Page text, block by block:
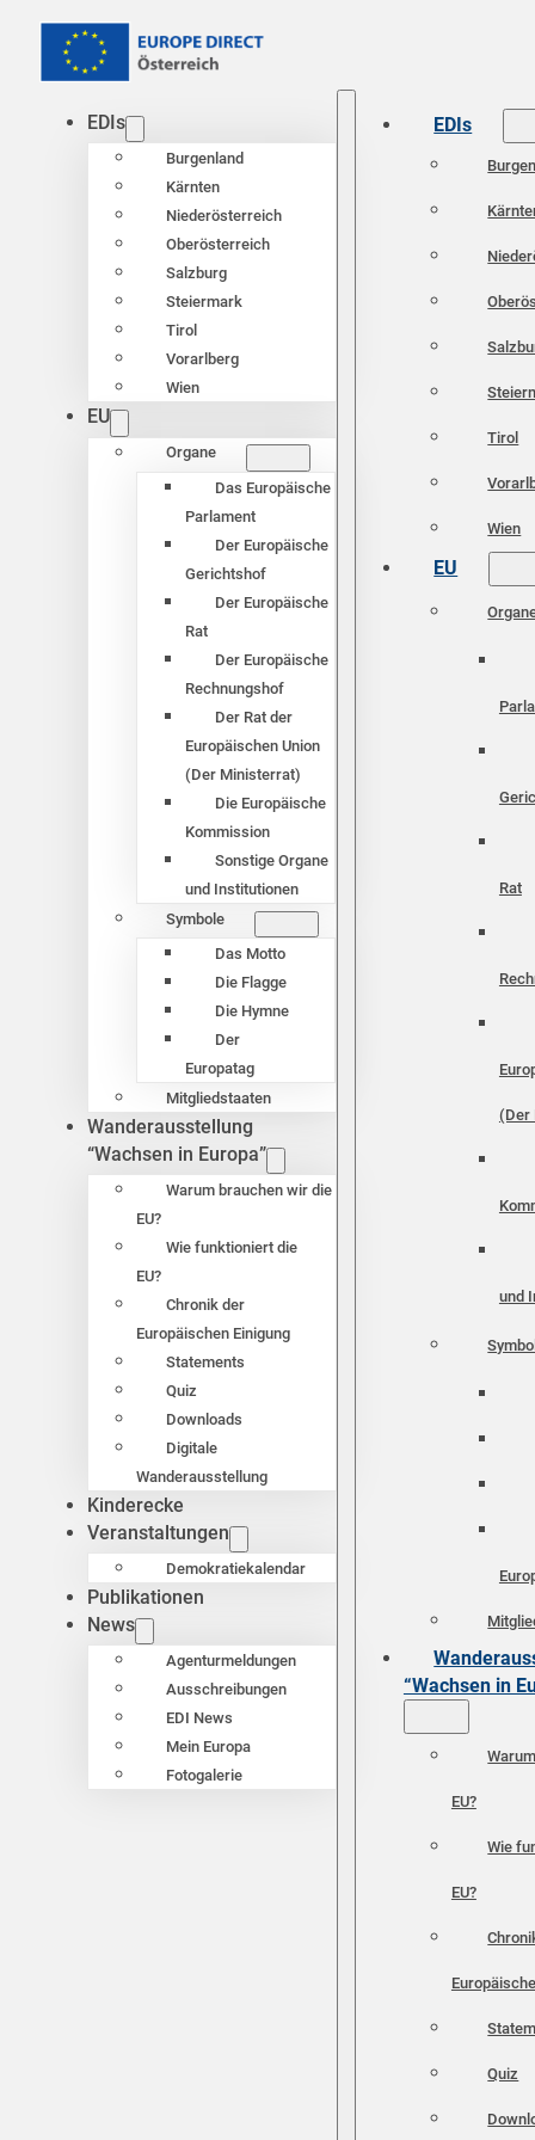
EDIs
Burgenland
Kärnten
Niederösterreich
Oberösterreich
Salzburg
Steiermark
Tirol
Vorarlberg
Wien
EU
Organe
Das Europäische
Parlament
Der Europäische
Gerichtshof
Der Europäische
Rat
Der Europäische
Rechnungshof
Der Rat der
Europäischen Union
(Der Ministerrat)
Die Europäische
Kommission
Sonstige Organe
und Institutionen
Symbole
Das Motto
Die Flagge
Die Hymne
Der
Europatag
Mitgliedstaaten
Wanderausstellung
“Wachsen in Europa”
Warum brauchen wir die
EU?
Wie funktioniert die
EU?
Chronik der
Europäischen Einigung
Statements
Quiz
Downloads
Digitale
Wanderausstellung
Kinderecke
Veranstaltungen
Demokratiekalendar
Publikationen
News
Agenturmeldungen
Ausschreibungen
EDI News
Mein Europa
Fotogalerie
EDIs
Tirol
Wien
EU
Rat
(Der
und
“Wachsen in
EU?
Wie
EU?
Quiz